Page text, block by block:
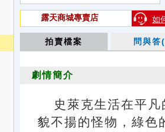
如
露天商城專賣店
拍賣檔案 問與
劇情簡介
史萊克生活在平
貌不揚的怪物，綠色